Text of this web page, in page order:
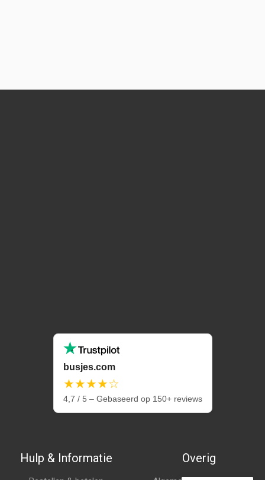
busjes.com
★★★★☆
4,7 / 5 – Gebaseerd op 150+ reviews
Hulp & Informatie Overig